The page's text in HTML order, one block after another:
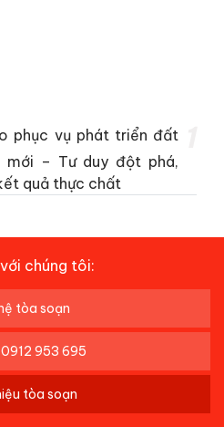
phục vụ phát triển đất
mới – Tư duy đột phá,
quả thực chất
chúng tôi:
tòa soạn
953 695
tòa soạn